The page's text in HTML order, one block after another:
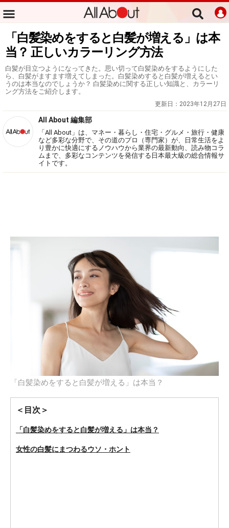
「白髪染めをすると白髪が増える」は本
当？ 正しいカラーリング方法
白髪が目立つようになってきた。思い切って白髪染めをするようにした
ら、白髪がますます増えてしまった。白髪染めすると白髪が増えるとい
うのは本当なのでしょうか？ 白髪染めに関する正しい知識と、カラーリ
ング方法をご紹介します。
更新日： 2023年12月27日
All About 編集部
「All About」は、マネー・暮らし・住宅・グルメ・旅行・健康
など多彩な分野で、その道のプロ（専門家）が、日常生活をよ
り豊かに快適にするノウハウから業界の最新動向、読み物コラ
ムまで、多彩なコンテンツを発信する日本最大級の総合情報サ
イトです。
「白髪染めをすると白髪が増える」は本当？
＜目次＞
「白髪染めをすると白髪が増える」は本当？
女性の白髪にまつわるウソ・ホント